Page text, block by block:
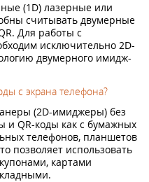
(1D) лазерные или
считывать двумерные
Для работы с
исключительно 2D-
двумерного имидж-
с экрана телефона?
(2D-имиджеры) без
и QR-коды как с бумажных
телефонов, планшетов
позволяет использовать
картами